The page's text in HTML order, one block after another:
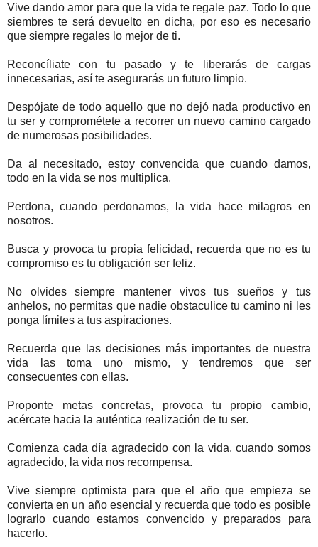
Vive dando amor para que la vida te regale paz. Todo lo que
siembres te será devuelto en dicha, por eso es necesario
que siempre regales lo mejor de ti.
Reconcíliate con tu pasado y te liberarás de cargas
innecesarias, así te asegurarás un futuro limpio.
Despójate de todo aquello que no dejó nada productivo en
tu ser y comprométete a recorrer un nuevo camino cargado
de numerosas posibilidades.
Da al necesitado, estoy convencida que cuando damos,
todo en la vida se nos multiplica.
Perdona, cuando perdonamos, la vida hace milagros en
nosotros.
Busca y provoca tu propia felicidad, recuerda que no es tu
compromiso es tu obligación ser feliz.
No olvides siempre mantener vivos tus sueños y tus
anhelos, no permitas que nadie obstaculice tu camino ni les
ponga límites a tus aspiraciones.
Recuerda que las decisiones más importantes de nuestra
vida las toma uno mismo, y tendremos que ser
consecuentes con ellas.
Proponte metas concretas, provoca tu propio cambio,
acércate hacia la auténtica realización de tu ser.
Comienza cada día agradecido con la vida, cuando somos
agradecido, la vida nos recompensa.
Vive siempre optimista para que el año que empieza se
convierta en un año esencial y recuerda que todo es posible
lograrlo cuando estamos convencido y preparados para
hacerlo.